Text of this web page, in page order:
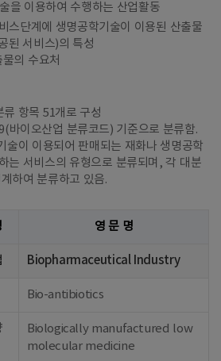
을 이용하여 수행하는 산업활동
단계에 생명공학기술이 이용된 산출물
된 서비스)의 특성
의 수요처
항목 51개로 구성
바이오산업 분류코드) 기준으로 분류함.
술이 이용되어 판매되는 재화나 생명공학
는 서비스의 유형으로 분류되며, 각 대분
하여 분류하고 있음.
영 문 명
Biopharmaceutical Industry
Bio-antibiotics
Biologically manufactured low
molecular medicine